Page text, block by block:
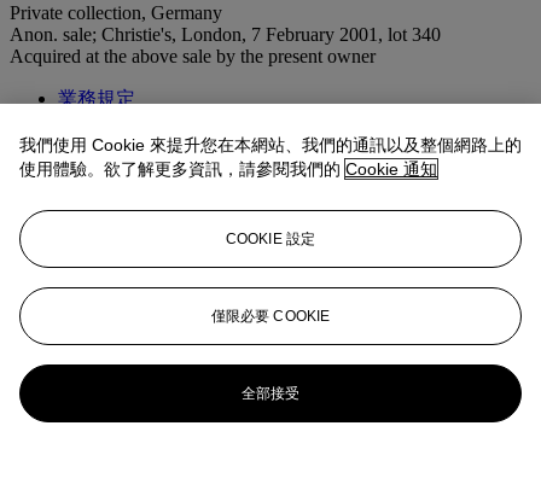
Private collection, Germany
Anon. sale; Christie's, London, 7 February 2001, lot 340
Acquired at the above sale by the present owner
業務規定
登入
瀏覽狀況報告
更多來自 戰後至今
查看全部
我們使用 Cookie 來提升您在本網站、我們的通訊以及整個網路上的
使用體驗。欲了解更多資訊，請參閱我們的 Cookie 通知
COOKIE 設定
僅限必要 COOKIE
全部接受